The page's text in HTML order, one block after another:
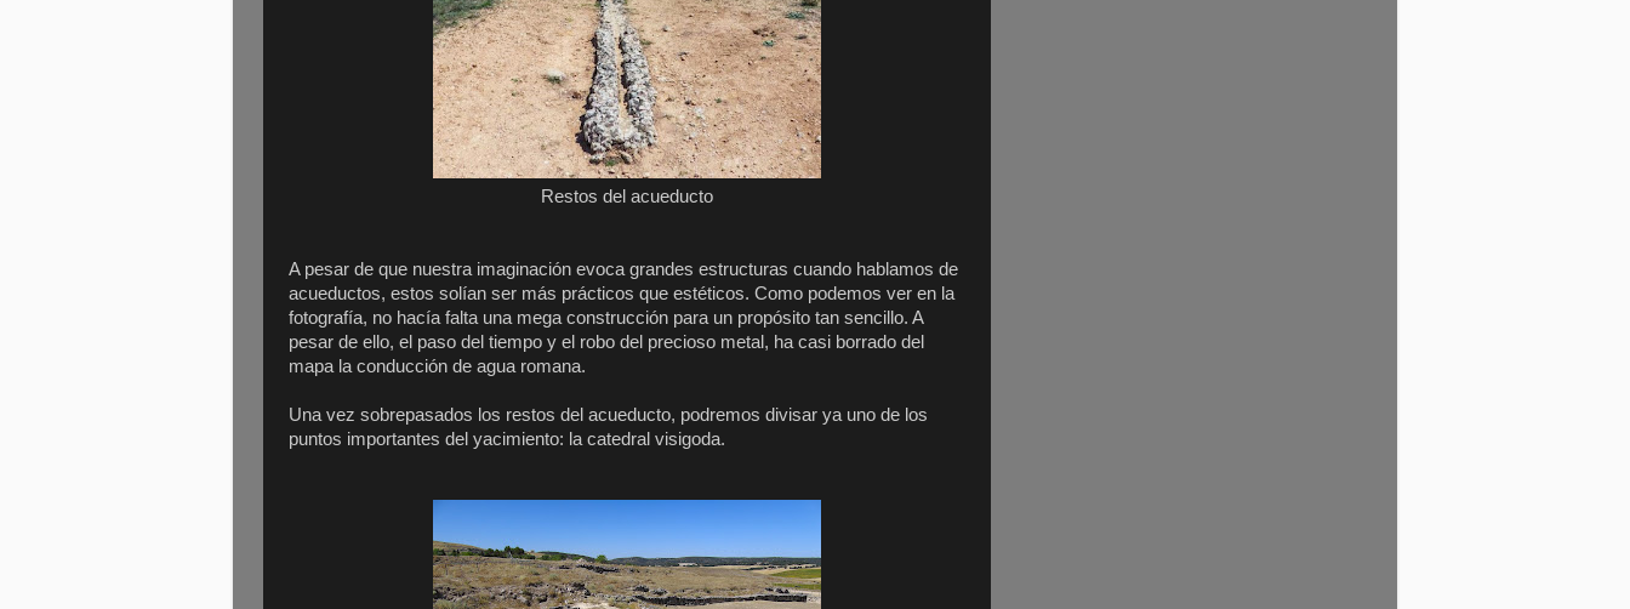
Restos del acueducto
A pesar de que nuestra imaginación evoca grandes estructuras cuando hablamos de
acueductos, estos solían ser más prácticos que estéticos. Como podemos ver en la
fotografía, no hacía falta una mega construcción para un propósito tan sencillo. A
pesar de ello, el paso del tiempo y el robo del precioso metal, ha casi borrado del
mapa la conducción de agua romana.
Una vez sobrepasados los restos del acueducto, podremos divisar ya uno de los
puntos importantes del yacimiento: la catedral visigoda.